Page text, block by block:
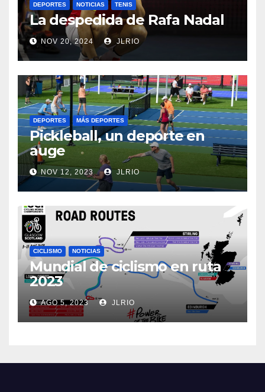
DEPORTES NOTICIAS TENIS
La despedida de Rafa Nadal
NOV 20, 2024 JLRIO
DEPORTES MÁS DEPORTES
Pickleball, un deporte en
auge
NOV 12, 2023 JLRIO
CICLISMO NOTICIAS
Mundial de ciclismo en ruta
2023
AGO 5, 2023 JLRIO